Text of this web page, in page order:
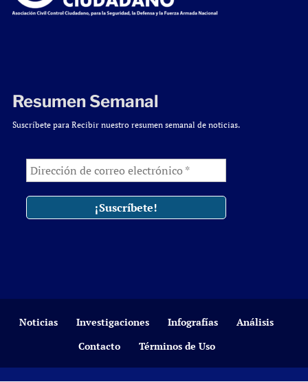
Resumen Semanal
Suscríbete para Recibir nuestro resumen semanal de noticias.
Noticias Investigaciones Infografías
Análisis
Contacto
Términos de Uso